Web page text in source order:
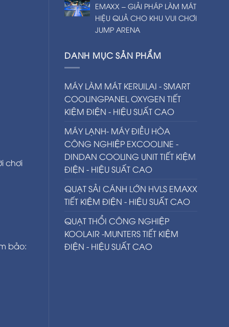
chơi
bảo:
EMAXX – GIẢI PHÁP LÀM MÁT
HIỆU QUẢ CHO KHU VUI CHƠI
JUMP ARENA
DANH MỤC SẢN PHẨM
MÁY LÀM MÁT KERUILAI - SMART
COOLINGPANEL OXYGEN TIẾT
KIỆM ĐIỆN - HIỆU SUẤT CAO
MÁY LẠNH- MÁY ĐIỀU HÒA
CÔNG NGHIỆP EXCOOLINE -
DINDAN COOLING UNIT TIẾT KIỆM
ĐIỆN - HIỆU SUẤT CAO
QUẠT SẢI CÁNH LỚN HVLS EMAXX
TIẾT KIỆM ĐIỆN - HIỆU SUẤT CAO
QUẠT THỔI CÔNG NGHIỆP
KOOLAIR -MUNTERS TIẾT KIỆM
ĐIỆN - HIỆU SUẤT CAO